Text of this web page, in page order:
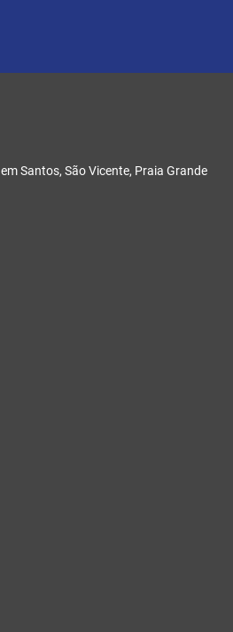
Santos, São Vicente, Praia Grande